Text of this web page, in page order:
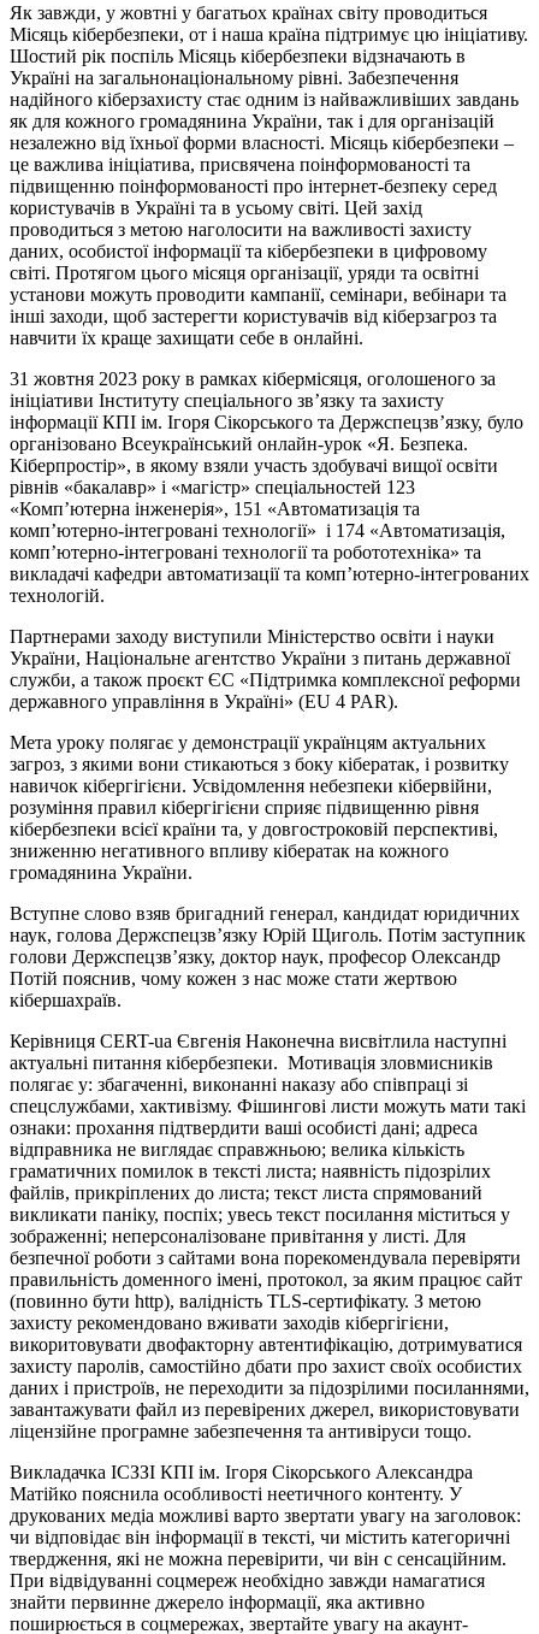
Як завжди, у жовтні у багатьох країнах світу проводиться
Місяць кібербезпеки, от і наша країна підтримує цю ініціативу.
Шостий рік поспіль Місяць кібербезпеки відзначають в
Україні на загальнонаціональному рівні. Забезпечення
надійного кіберзахисту стає одним із найважливіших завдань
як для кожного громадянина України, так і для організацій
незалежно від їхньої форми власності. Місяць кібербезпеки –
це важлива ініціатива, присвячена поінформованості та
підвищенню поінформованості про інтернет-безпеку серед
користувачів в Україні та в усьому світі. Цей захід
проводиться з метою наголосити на важливості захисту
даних, особистої інформації та кібербезпеки в цифровому
світі. Протягом цього місяця організації, уряди та освітні
установи можуть проводити кампанії, семінари, вебінари та
інші заходи, щоб застерегти користувачів від кіберзагроз та
навчити їх краще захищати себе в онлайні.
31 жовтня 2023 року в рамках кібермісяця, оголошеного за
ініціативи Інституту спеціального зв’язку та захисту
інформації КПІ ім. Ігоря Сікорського та Держспецзв’язку, було
організовано Всеукраїнський онлайн-урок «Я. Безпека.
Кіберпростір», в якому взяли участь здобувачі вищої освіти
рівнів «бакалавр» і «магістр» спеціальностей 123
«Комп’ютерна інженерія», 151 «Автоматизація та
комп’ютерно-інтегровані технології» і 174 «Автоматизація,
комп’ютерно-інтегровані технології та робототехніка» та
викладачі кафедри автоматизації та комп’ютерно-інтегрованих
технологій.
Партнерами заходу виступили Міністерство освіти і науки
України, Національне агентство України з питань державної
служби, а також проєкт ЄС «Підтримка комплексної реформи
державного управління в Україні» (EU 4 PAR).
Мета уроку полягає у демонстрації українцям актуальних
загроз, з якими вони стикаються з боку кібератак, і розвитку
навичок кібергігієни. Усвідомлення небезпеки кібервійни,
розуміння правил кібергігієни сприяє підвищенню рівня
кібербезпеки всієї країни та, у довгостроковій перспективі,
зниженню негативного впливу кібератак на кожного
громадянина України.
Вступне слово взяв бригадний генерал, кандидат юридичних
наук, голова Держспецзв’язку Юрій Щиголь. Потім заступник
голови Держспецзв’язку, доктор наук, професор Олександр
Потій пояснив, чому кожен з нас може стати жертвою
кібершахраїв.
Керівниця CERT-ua Євгенія Наконечна висвітлила наступні
актуальні питання кібербезпеки. Мотивація зловмисників
полягає у: збагаченні, виконанні наказу або співпраці зі
спецслужбами, хактивізму. Фішингові листи можуть мати такі
ознаки: прохання підтвердити ваші особисті дані; адреса
відправника не виглядає справжньою; велика кількість
граматичних помилок в тексті листа; наявність підозрілих
файлів, прикріплених до листа; текст листа спрямований
викликати паніку, поспіх; увесь текст посилання міститься у
зображенні; неперсоналізоване привітання у листі. Для
безпечної роботи з сайтами вона порекомендувала перевіряти
правильність доменного імені, протокол, за яким працює сайт
(повинно бути http), валідність TLS-сертифікату. З метою
захисту рекомендовано вживати заходів кібергігієни,
викоритовувати двофакторну автентифікацію, дотримуватися
захисту паролів, самостійно дбати про захист своїх особистих
даних і пристроїв, не переходити за підозрілими посиланнями,
завантажувати файл из перевірених джерел, використовувати
ліцензійне програмне забезпечення та антивіруси тощо.
Викладачка ІСЗЗІ КПІ ім. Ігоря Сікорського Александра
Матійко пояснила особливості неетичного контенту. У
друкованих медіа можливі варто звертати увагу на заголовок:
чи відповідає він інформації в тексті, чи містить категоричні
твердження, які не можна перевірити, чи він с сенсаційним.
При відвідуванні соцмереж необхідно завжди намагатися
знайти первинне джерело інформації, яка активно
поширюється в соцмережах, звертайте увагу на акаунт-